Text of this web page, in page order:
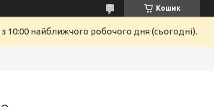
Кошик
10:00 найближчого робочого дня (сьогодні).